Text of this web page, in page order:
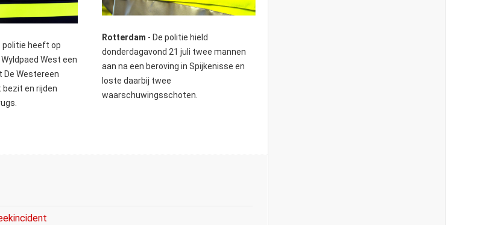
politie heeft op
West een
De Westereen
bezit en rijden
Rotterdam - De politie hield
donderdagavond 21 juli twee mannen
aan na een beroving in Spijkenisse en
loste daarbij twee
waarschuwingsschoten.